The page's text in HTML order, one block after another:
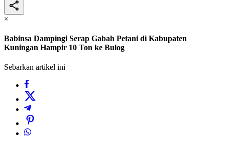
×
Babinsa Dampingi Serap Gabah Petani di Kabupaten
Kuningan Hampir 10 Ton ke Bulog
Sebarkan artikel ini